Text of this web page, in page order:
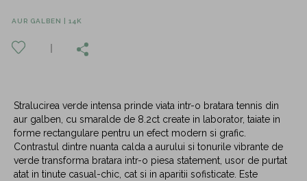
AUR GALBEN | 14K
Stralucirea verde intensa prinde viata intr-o bratara tennis din
aur galben, cu smaralde de 8.2ct create in laborator, taiate in
forme rectangulare pentru un efect modern si grafic.
Contrastul dintre nuanta calda a aurului si tonurile vibrante de
verde transforma bratara intr-o piesa statement, usor de purtat
atat in tinute casual-chic, cat si in aparitii sofisticate. Este